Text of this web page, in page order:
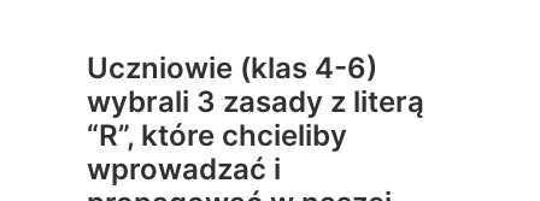
Uczniowie (klas 4-6)
wybrali 3 zasady z literą
“R”, które chcieliby
wprowadzać i